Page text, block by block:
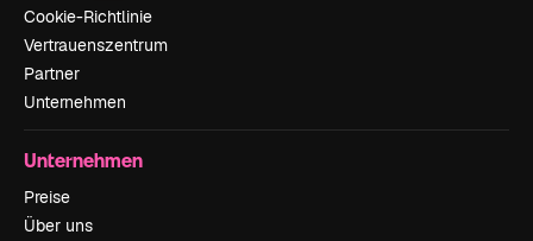
Cookie-Richtlinie
Vertrauenszentrum
Partner
Unternehmen
Unternehmen
Preise
Über uns